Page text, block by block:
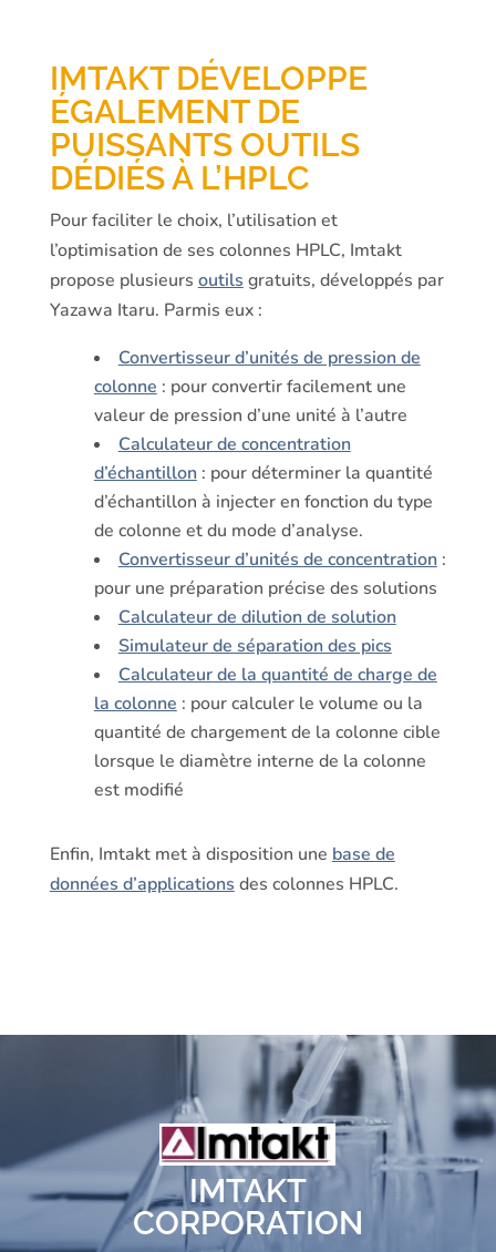
IMTAKT DÉVELOPPE
ÉGALEMENT DE
PUISSANTS OUTILS
DÉDIÉS À L’HPLC
Pour faciliter le choix, l’utilisation et
l’optimisation de ses colonnes HPLC, Imtakt
propose plusieurs outils gratuits, développés par
Yazawa Itaru. Parmis eux :
Convertisseur d’unités de pression de
colonne : pour convertir facilement une
valeur de pression d’une unité à l’autre
Calculateur de concentration
d’échantillon : pour déterminer la quantité
d’échantillon à injecter en fonction du type
de colonne et du mode d’analyse.
Convertisseur d’unités de concentration :
pour une préparation précise des solutions
Calculateur de dilution de solution
Simulateur de séparation des pics
Calculateur de la quantité de charge de
la colonne : pour calculer le volume ou la
quantité de chargement de la colonne cible
lorsque le diamètre interne de la colonne
est modifié
Enfin, Imtakt met à disposition une base de
données d’applications des colonnes HPLC.
IMTAKT
CORPORATION